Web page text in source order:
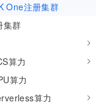
One注册集群
集群
算力
算力
算力